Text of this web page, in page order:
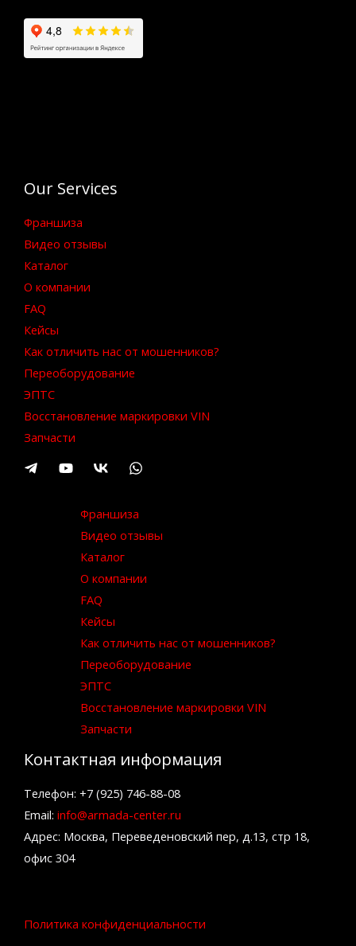
Our Services
Франшиза
Видео отзывы
Каталог
О компании
FAQ
Кейсы
Как отличить нас от мошенников?
Переоборудование
ЭПТС
Восстановление маркировки VIN
Запчасти
Франшиза
Видео отзывы
Каталог
О компании
FAQ
Кейсы
Как отличить нас от мошенников?
Переоборудование
ЭПТС
Восстановление маркировки VIN
Запчасти
Контактная информация
Телефон: +7 (925) 746-88-08
Email: info@armada-center.ru
Адрес: Москва, Переведеновский пер, д.13, стр 18,
офис 304
Политика конфиденциальности